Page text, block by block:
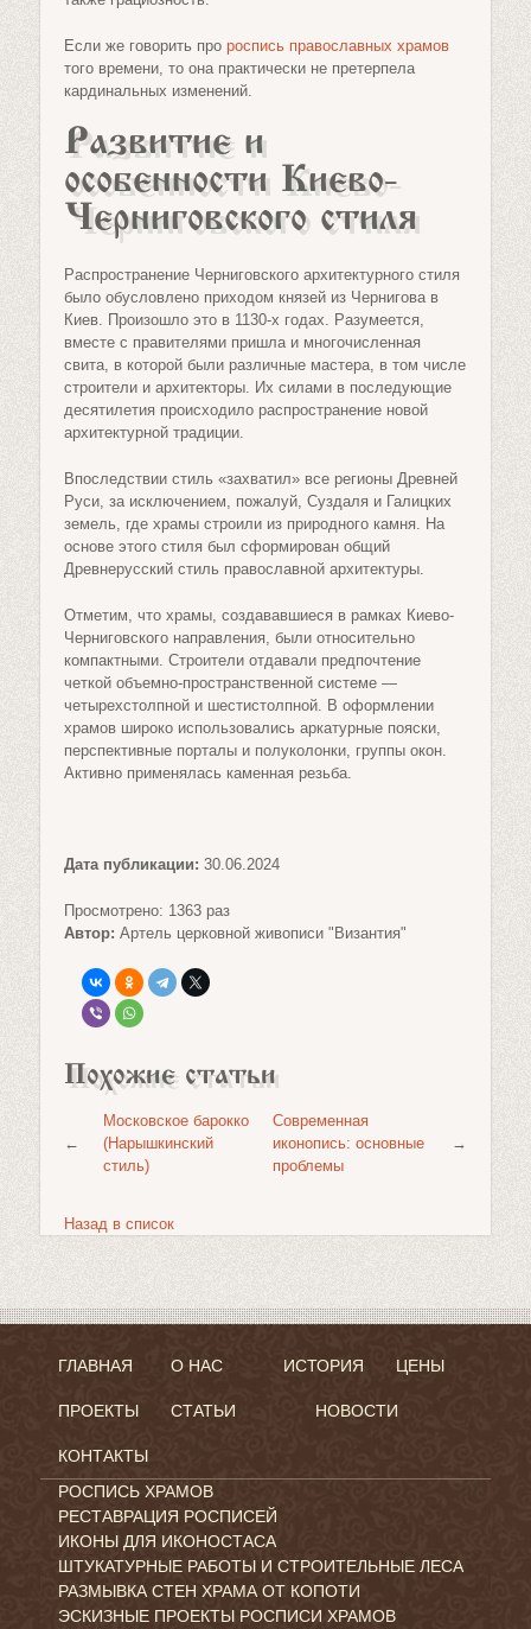
Если же говорить про роспись православных храмов
того времени, то она практически не претерпела
кардинальных изменений.
Развитие и
особенности Киево-
Черниговского стиля
Распространение Черниговского архитектурного стиля
было обусловлено приходом князей из Чернигова в
Киев. Произошло это в 1130-х годах. Разумеется,
вместе с правителями пришла и многочисленная
свита, в которой были различные мастера, в том числе
строители и архитекторы. Их силами в последующие
десятилетия происходило распространение новой
архитектурной традиции.
Впоследствии стиль «захватил» все регионы Древней
Руси, за исключением, пожалуй, Суздаля и Галицких
земель, где храмы строили из природного камня. На
основе этого стиля был сформирован общий
Древнерусский стиль православной архитектуры.
Отметим, что храмы, создававшиеся в рамках Киево-
Черниговского направления, были относительно
компактными. Строители отдавали предпочтение
четкой объемно-пространственной системе —
четырехстолпной и шестистолпной. В оформлении
храмов широко использовались аркатурные пояски,
перспективные порталы и полуколонки, группы окон.
Активно применялась каменная резьба.
Дата публикации: 30.06.2024
Просмотрено: 1363 раз
Автор: Артель церковной живописи "Византия"
Похожие статьи
←
Московское барокко
(Нарышкинский
стиль)
Современная
иконопись: основные
проблемы
→
Назад в список
ГЛАВНАЯ О НАС ИСТОРИЯ ЦЕНЫ
ПРОЕКТЫ СТАТЬИ НОВОСТИ
КОНТАКТЫ
РОСПИСЬ ХРАМОВ
РЕСТАВРАЦИЯ РОСПИСЕЙ
ИКОНЫ ДЛЯ ИКОНОСТАСА
ШТУКАТУРНЫЕ РАБОТЫ И СТРОИТЕЛЬНЫЕ ЛЕСА
РАЗМЫВКА СТЕН ХРАМА ОТ КОПОТИ
ЭСКИЗНЫЕ ПРОЕКТЫ РОСПИСИ ХРАМОВ